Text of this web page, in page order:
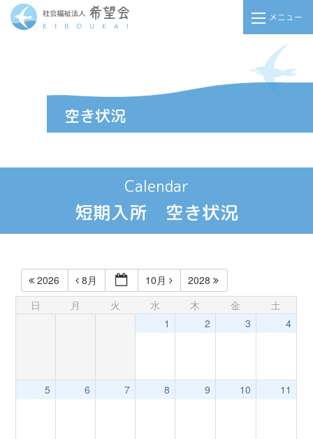
メニュー
Calendar
短期入所 空き状況
2026 8月 10月
2028
日
月 火 水 木 金
土
1
2 3 4
5 6 7 8 9 10 11